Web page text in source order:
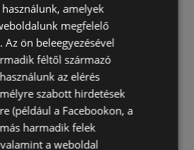
akciós újságjai
akciós újságjai
Zrt. aktuális akciós újságjai
használunk, amelyek
megfelelő
Az ön beleegyezésével
féltől származó
az elérés
szabott hirdetések
(például a Facebookon, a
harmadik felek
a weboldal